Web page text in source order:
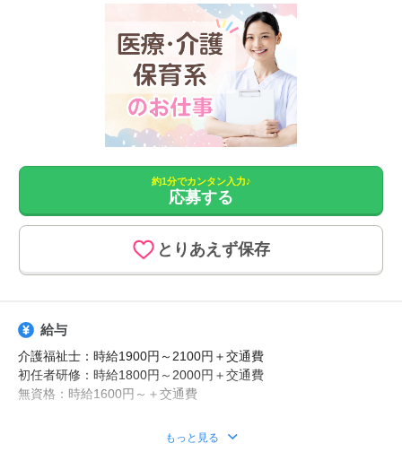
約1分でカンタン入力♪
応募する
とりあえず保存
給与
介護福祉士：時給1900円～2100円＋交通費
初任者研修：時給1800円～2000円＋交通費
無資格：時給1600円～＋交通費
資格・経験・募集状況により異なります。
もっと見る